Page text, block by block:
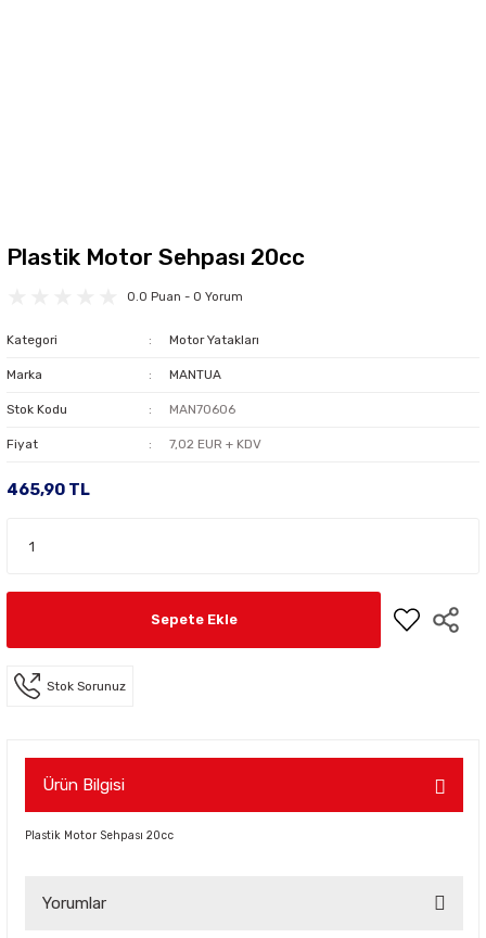
Plastik Motor Sehpası 20cc
0.0 Puan - 0 Yorum
Kategori Motor Yatakları
Marka MANTUA
Stok Kodu MAN70606
Fiyat 7,02 EUR + KDV
465,90 TL
Sepete Ekle
Stok Sorunuz
Ürün Bilgisi
Plastik Motor Sehpası 20cc
Yorumlar